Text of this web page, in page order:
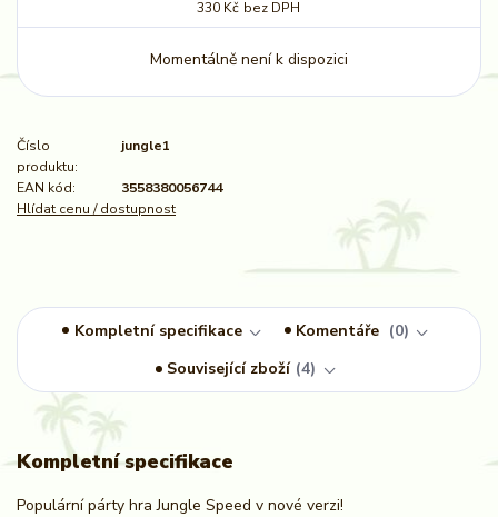
330 Kč bez DPH
Momentálně není k dispozici
Číslo
produktu:
jungle1
EAN kód:
3558380056744
Hlídat cenu / dostupnost
Kompletní specifikace Komentáře
0
Související zboží 4
Kompletní specifikace
Populární párty hra Jungle Speed v nové verzi!